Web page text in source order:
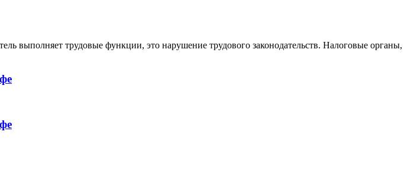
выполняет трудовые функции, это нарушение трудового законодательств. Налоговые органы,